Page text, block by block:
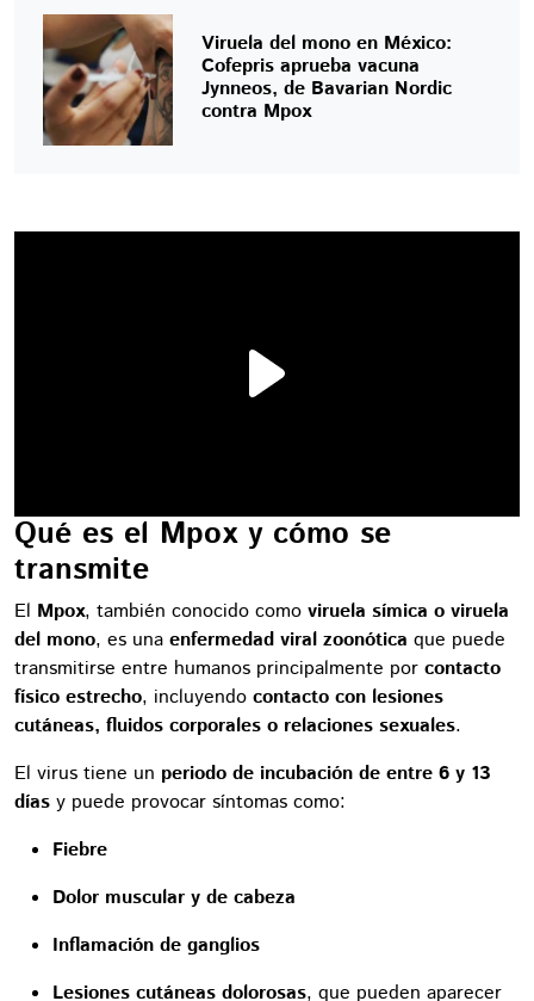
Viruela del mono en México:
Cofepris aprueba vacuna
Jynneos, de Bavarian Nordic
contra Mpox
Qué es el Mpox y cómo se
transmite
El Mpox, también conocido como viruela símica o viruela
del mono, es una enfermedad viral zoonótica que puede
transmitirse entre humanos principalmente por contacto
físico estrecho, incluyendo contacto con lesiones
cutáneas, fluidos corporales o relaciones sexuales.
El virus tiene un periodo de incubación de entre 6 y 13
días y puede provocar síntomas como:
Fiebre
Dolor muscular y de cabeza
Inflamación de ganglios
Lesiones cutáneas dolorosas, que pueden aparecer